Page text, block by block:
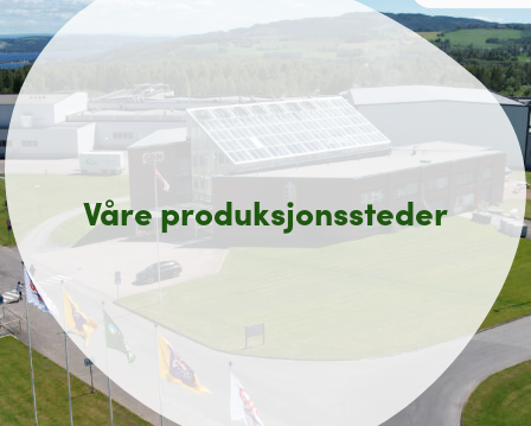
Våre produksjonssteder